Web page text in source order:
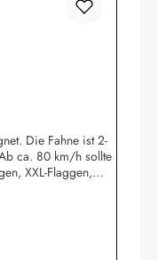
Die Fahne ist 2-
ca. 80 km/h sollte
XXL-Flaggen,